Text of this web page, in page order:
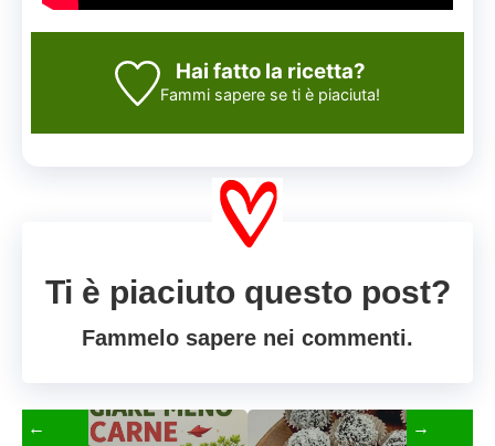
Hai fatto la ricetta?
Fammi sapere se ti è piaciuta!
Ti è piaciuto questo post?
Fammelo sapere nei commenti.
← →